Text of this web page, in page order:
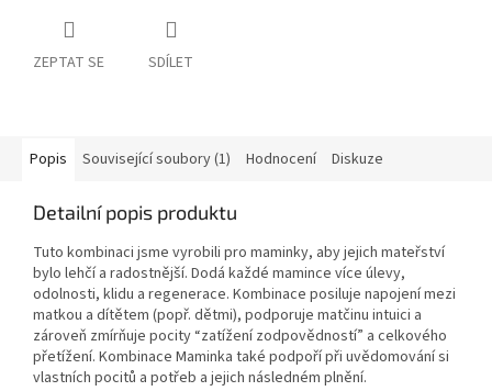
ZEPTAT SE SDÍLET
Popis Související soubory (1) Hodnocení Diskuze
Detailní popis produktu
Tuto kombinaci jsme vyrobili pro maminky, aby jejich mateřství
bylo lehčí a radostnější. Dodá každé mamince více úlevy,
odolnosti, klidu a regenerace. Kombinace posiluje napojení mezi
matkou a dítětem (popř. dětmi), podporuje matčinu intuici a
zároveň zmírňuje pocity “zatížení zodpovědností” a celkového
přetížení. Kombinace Maminka také podpoří při uvědomování si
vlastních pocitů a potřeb a jejich následném plnění.